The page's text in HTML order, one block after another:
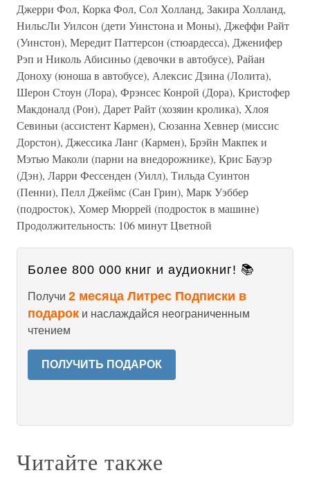
Джерри Фол, Корка Фол, Сол Холланд, Закира Холланд,
НильсЛи Уилсон (дети Уинстона и Моны), Джеффи Райт
(Уинстон), Мередит Паттерсон (стюардесса), Дженифер
Рэп и Николь Абисиньо (девочки в автобусе), Райан
Доноху (юноша в автобусе), Алексис Дзина (Лолита),
Шерон Стоун (Лора), Фрэнсес Конрой (Дора), Кристофер
Макдоналд (Рон), Дарет Райт (хозяин кролика), Хлоя
Севиньи (ассистент Кармен), Сюзанна Хевнер (миссис
Дорстон), Джессика Ланг (Кармен), Брэйн Макпек и
Мэтью Маколи (парни на внедорожнике), Крис Бауэр
(Дэн), Ларри Фессенден (Уилл), Тильда Суинтон
(Пенни), Пелл Джеймс (Сан Грин), Марк Уэббер
(подросток), Хомер Мюррей (подросток в машине)
Продолжительность: 106 минут Цветной
Более 800 000 книг и аудиокниг! 📚
Получи 2 месяца Литрес Подписки в
подарок и наслаждайся неограниченным
чтением
ПОЛУЧИТЬ ПОДАРОК
Читайте также